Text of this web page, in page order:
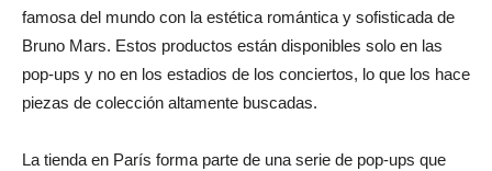
famosa del mundo con la estética romántica y sofisticada de
Bruno Mars. Estos productos están disponibles solo en las
pop-ups y no en los estadios de los conciertos, lo que los hace
piezas de colección altamente buscadas.
La tienda en París forma parte de una serie de pop-ups que